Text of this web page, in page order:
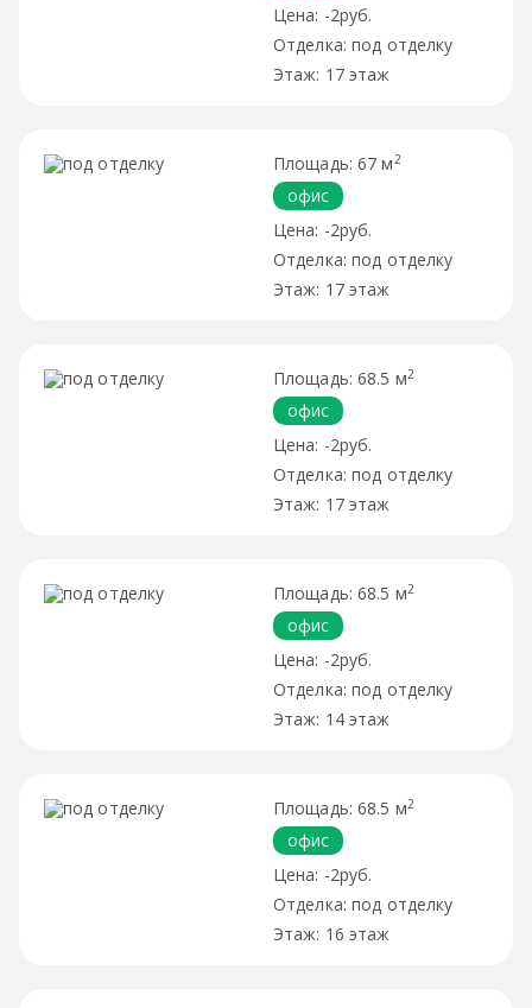
-2руб.
под отделку
17 этаж
67 м 2
офис
-2руб.
под отделку
17 этаж
68.5 м2
офис
-2руб.
под отделку
17 этаж
68.5 м2
офис
-2руб.
под отделку
14 этаж
68.5 м2
офис
-2руб.
под отделку
16 этаж